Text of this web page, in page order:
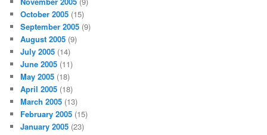
October 2005 (15)
September 2005 (9)
August 2005 (9)
July 2005 (14)
June 2005 (11)
May 2005 (18)
April 2005 (18)
March 2005 (13)
February 2005 (15)
January 2005 (23)